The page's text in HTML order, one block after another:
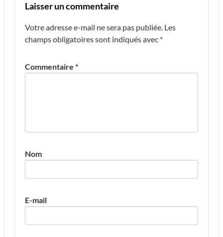
Laisser un commentaire
Votre adresse e-mail ne sera pas publiée. Les
champs obligatoires sont indiqués avec *
Commentaire *
Nom
E-mail